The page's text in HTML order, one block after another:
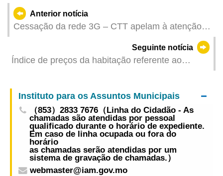
Anterior notícia
Cessação da rede 3G – CTT apelam à atenção
Seguinte notícia
Índice de preços da habitação referente ao
Instituto para os Assuntos Municipais
（853）2833 7676（Linha do Cidadão - As
chamadas são atendidas por pessoal
qualificado durante o horário de expediente.
Em caso de linha ocupada ou fora do
horário
as chamadas serão atendidas por um
sistema de gravação de chamadas.）
webmaster@iam.gov.mo